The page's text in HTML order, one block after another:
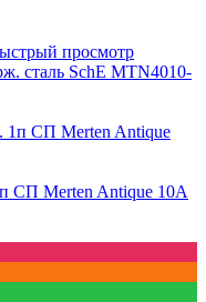
просмотр
сталь SchE MTN4010-
СП Merten Antique 10А